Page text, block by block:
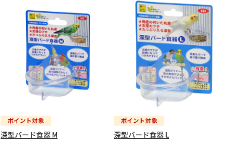
深型バード食器 M 深型バード食器 L